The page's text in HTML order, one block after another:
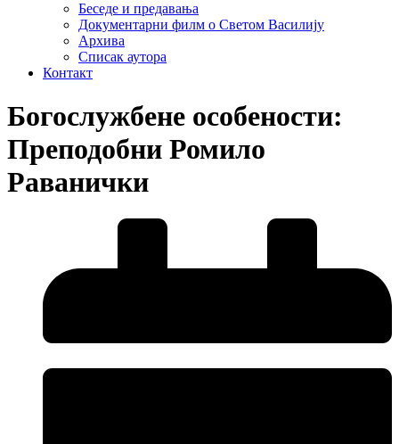
Беседе и предавања
Документарни филм о Светом Василију
Архива
Списак аутора
Контакт
Богослужбене особености:
Преподобни Ромило
Раванички